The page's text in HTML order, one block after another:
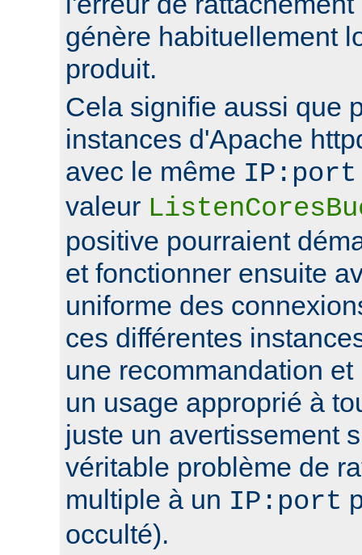
génère habituellement
produit.
Cela signifie aussi que
instances d'Apache
avec le même IP:port
valeur
positive pourraient
et fonctionner ensuite
uniforme des
ces différentes
une recommandation
un usage approprié à
juste un avertissement
véritable problème de
multiple à un IP:port
occulté).